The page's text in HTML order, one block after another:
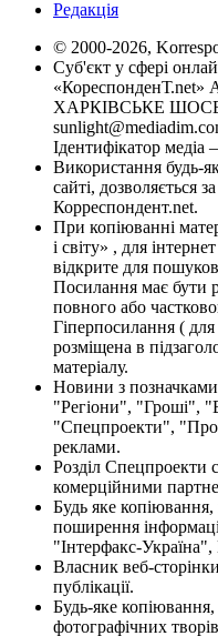
Редакція
© 2000-2026,
Суб'єкт у сфері
«КореспонденТ.net»
ХАРКІВСЬКЕ ШОСЕ,
Ідентифікатор медіа
Використання будь-
сайті, дозволяється
Корреспондент.net.
При копіюванні
і світу» , для
відкрите для
Посилання має бути
повного або
Гіперпосилання (
розміщена в
матеріалу.
Новини з
"Регіони", "Гроші",
"Спецпроекти",
реклами.
Розділ Спецпроекти
комерційними
Будь яке
поширення
"Інтерфакс-
Власник веб-
публікації.
Будь-яке
фотографічних